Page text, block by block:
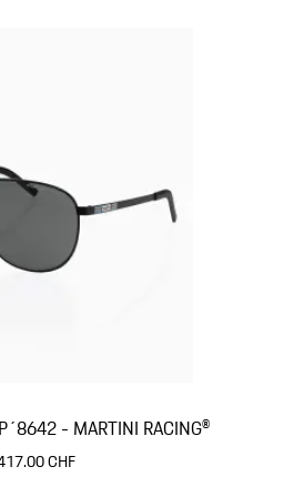
- MARTINI RACING®
CHF